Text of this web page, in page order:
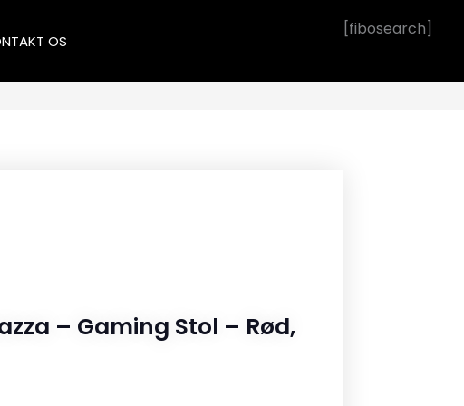
OS
[fibosearch]
– Gaming Stol – Rød,